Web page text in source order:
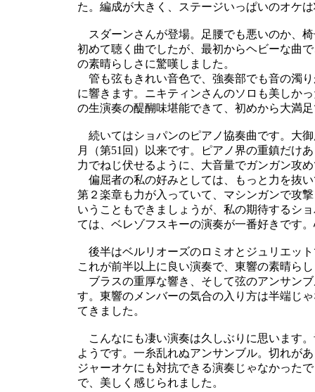
た。編成が大きく、ステージいっぱいのオケ
スダーンさんが登場。足腰でも悪いのか、
初めて聴く曲でしたが、最初からヘビーな曲
の素晴らしさに驚嘆しました。
管も弦もきれい音色で、強奏部でも音の濁
に響きます。ニキティンさんのソロも美しか
の生演奏の醍醐味堪能できて、初めから大満
続いてはショパンのピアノ協奏曲です。大
月（第51回）以来です。ピアノ界の重鎮だけ
力でねじ伏せるように、大音量でガンガン攻
偏屈者の私の好みとしては、もっと力を抜
第２楽章も力が入っていて、マシンガンで攻
いうこともできましょうが、私の期待するシ
ては、ベレゾフスキーの演奏が一番好きです
後半はベルリオーズのロミオとジュリエッ
これが前半以上に良い演奏で、東響の素晴ら
ブラスの重厚な響き、そして弦のアンサン
す。東響のメンバーの気合の入り方は半端じ
てきました。
こんなにも凄い演奏は久しぶりに思います
ようです。一糸乱れぬアンサンブル。切れが
ジャーオケにも対抗できる演奏じゃなかった
で、美しく感じられました。